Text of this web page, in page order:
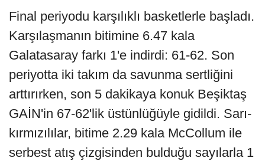
Final periyodu karşılıklı basketlerle başladı.
Karşılaşmanın bitimine 6.47 kala
Galatasaray farkı 1'e indirdi: 61-62. Son
periyotta iki takım da savunma sertliğini
arttırırken, son 5 dakikaya konuk Beşiktaş
GAİN'in 67-62'lik üstünlüğüyle gidildi. Sarı-
kırmızılılar, bitime 2.29 kala McCollum ile
serbest atış çizgisinden bulduğu sayılarla 1